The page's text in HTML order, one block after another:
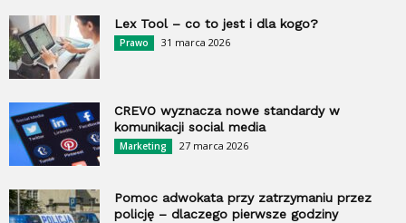
Lex Tool – co to jest i dla kogo?
Prawo 31 marca 2026
CREVO wyznacza nowe standardy w
komunikacji social media
Marketing 27 marca 2026
Pomoc adwokata przy zatrzymaniu przez
policję – dlaczego pierwsze godziny